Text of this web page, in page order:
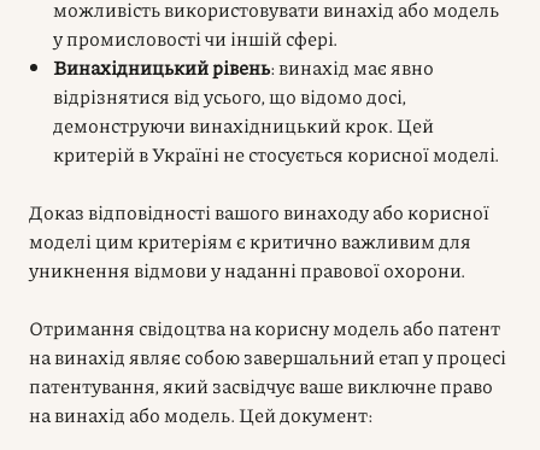
можливість використовувати винахід або модель
у промисловості чи іншій сфері.
Винахідницький рівень: винахід має явно
відрізнятися від усього, що відомо досі,
демонструючи винахідницький крок. Цей
критерій в Україні не стосується корисної моделі.
Доказ відповідності вашого винаходу або корисної
моделі цим критеріям є критично важливим для
уникнення відмови у наданні правової охорони.
Отримання свідоцтва на корисну модель або патент
на винахід являє собою завершальний етап у процесі
патентування, який засвідчує ваше виключне право
на винахід або модель. Цей документ: